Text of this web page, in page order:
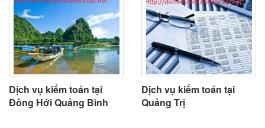
Dịch vụ kiểm toán tại
Đồng Hới Quảng Bình
Dịch vụ kiểm toán tại
Quảng Trị